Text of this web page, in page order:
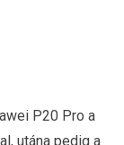
P20 Pro a
utána pedig a